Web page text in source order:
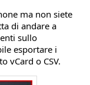
ma non siete
di andare a
sullo
esportare i
vCard o CSV.